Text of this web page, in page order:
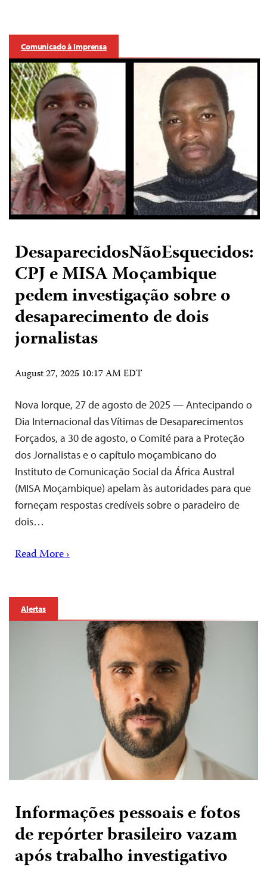
Comunicado à Imprensa
DesaparecidosNãoEsquecidos:
CPJ e MISA Moçambique
pedem investigação sobre o
desaparecimento de dois
jornalistas
August 27, 2025 10:17 AM EDT
Nova Iorque, 27 de agosto de 2025 — Antecipando o
Dia Internacional das Vítimas de Desaparecimentos
Forçados, a 30 de agosto, o Comité para a Proteção
dos Jornalistas e o capítulo moçambicano do
Instituto de Comunicação Social da África Austral
(MISA Moçambique) apelam às autoridades para que
forneçam respostas credíveis sobre o paradeiro de
dois…
Read More ›
Alertas
Informações pessoais e fotos
de repórter brasileiro vazam
após trabalho investigativo